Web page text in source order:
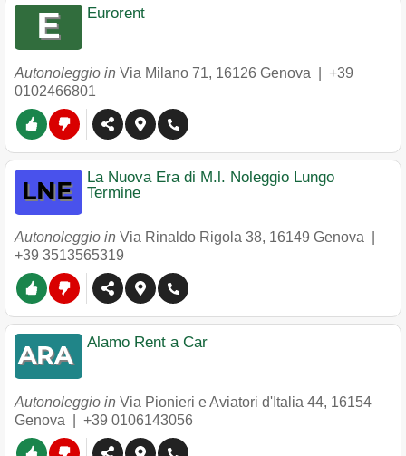
Eurorent
Autonoleggio in Via Milano 71, 16126 Genova
+39
0102466801
La Nuova Era di M.l. Noleggio Lungo
Termine
Autonoleggio in Via Rinaldo Rigola 38, 16149 Genova
+39 3513565319
Alamo Rent a Car
Autonoleggio in Via Pionieri e Aviatori d'Italia 44, 16154
Genova
+39 0106143056